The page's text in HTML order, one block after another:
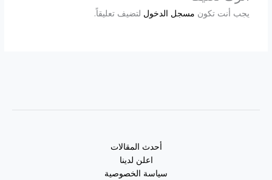
يجب أنت تكون مسجل الدخول لتضيف تعليقاً.
أحدث المقالات
اعلن لدينا
سياسة الخصوصية